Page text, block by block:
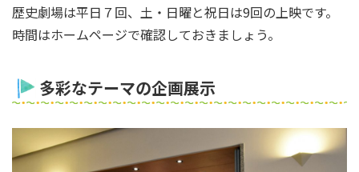
歴史劇場は平日７回、土・日曜と祝日は9回の上映です。
時間はホームページで確認しておきましょう。
多彩なテーマの企画展示